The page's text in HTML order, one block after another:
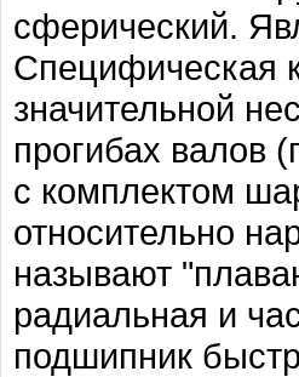
сферический.
Специфическая
значительной
прогибах валов
с комплектом
относительно
называют
радиальная и
подшипник